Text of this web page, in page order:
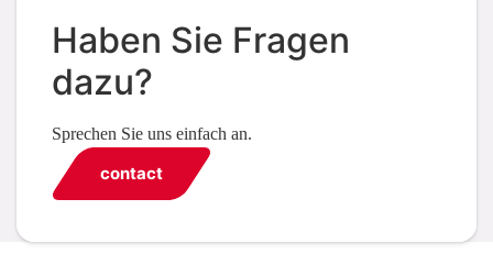
Haben Sie Fragen
dazu?
Sprechen Sie uns einfach an.
contact